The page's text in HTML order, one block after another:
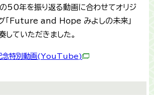
50年を振り返る動画に合わせてオリジ
「Future and Hope みよしの未来」
していただきました。
念特別動画(YouTube)